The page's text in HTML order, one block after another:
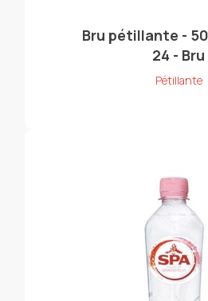
Bru pétillante -
24 - Bru
Pétillante